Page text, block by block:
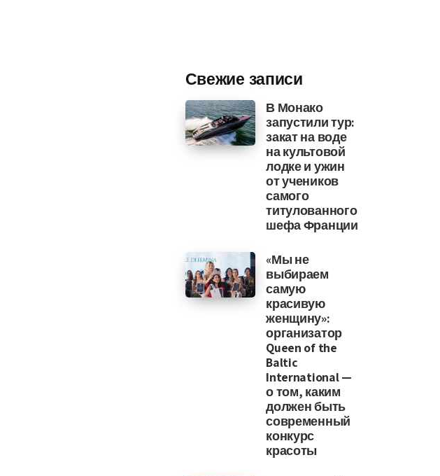
Свежие записи
В Монако
запустили тур:
закат на воде
на культовой
лодке и ужин
от учеников
самого
титулованного
шефа Франции
«Мы не
выбираем
самую
красивую
женщину»:
организатор
Queen of the
Baltic
International —
о том, каким
должен быть
современный
конкурс
красоты